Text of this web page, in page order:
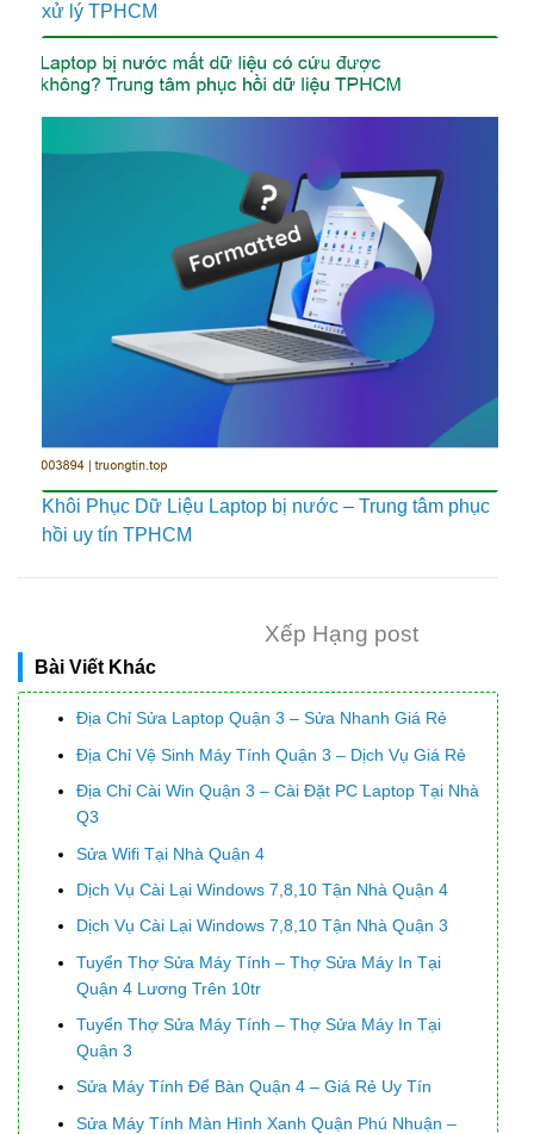
xử lý TPHCM
Khôi Phục Dữ Liệu Laptop bị nước – Trung tâm phục
hồi uy tín TPHCM
Xếp Hạng post
Bài Viết Khác
Địa Chỉ Sửa Laptop Quận 3 – Sửa Nhanh Giá Rẻ
Địa Chỉ Vệ Sinh Máy Tính Quận 3 – Dịch Vụ Giá Rẻ
Địa Chỉ Cài Win Quận 3 – Cài Đặt PC Laptop Tại Nhà
Q3
Sửa Wifi Tại Nhà Quận 4
Dịch Vụ Cài Lại Windows 7,8,10 Tận Nhà Quận 4
Dịch Vụ Cài Lại Windows 7,8,10 Tận Nhà Quận 3
Tuyển Thợ Sửa Máy Tính – Thợ Sửa Máy In Tại
Quận 4 Lương Trên 10tr
Tuyển Thợ Sửa Máy Tính – Thợ Sửa Máy In Tại
Quận 3
Sửa Máy Tính Để Bàn Quận 4 – Giá Rẻ Uy Tín
Sửa Máy Tính Màn Hình Xanh Quận Phú Nhuận –